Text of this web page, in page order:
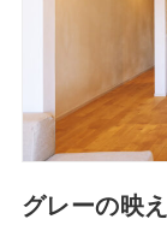
グレーの映